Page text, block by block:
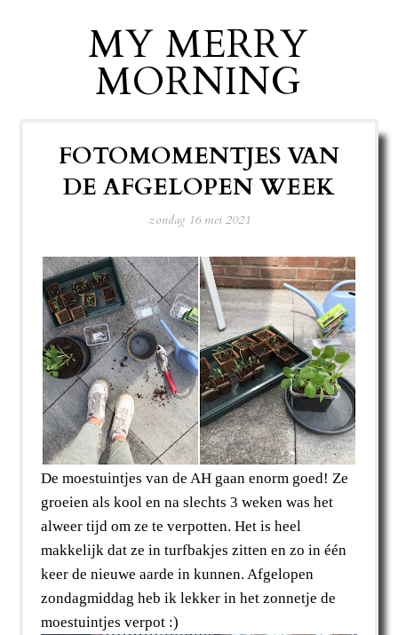
MY MERRY
MORNING
FOTOMOMENTJES VAN
DE AFGELOPEN WEEK
zondag 16 mei 2021
De moestuintjes van de AH gaan enorm goed! Ze
groeien als kool en na slechts 3 weken was het
alweer tijd om ze te verpotten. Het is heel
makkelijk dat ze in turfbakjes zitten en zo in één
keer de nieuwe aarde in kunnen. Afgelopen
zondagmiddag heb ik lekker in het zonnetje de
moestuintjes verpot :)